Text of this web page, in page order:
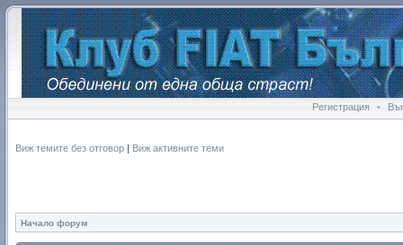
Регистрация •
Виж темите без отговор | Виж активните теми
Начало форум